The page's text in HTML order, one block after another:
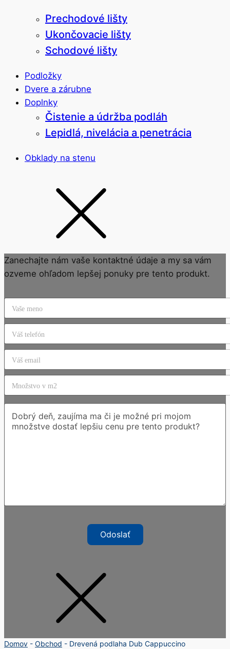
Prechodové lišty
Ukončovacie lišty
Schodové lišty
Podložky
Dvere a zárubne
Doplnky
Čistenie a údržba podláh
Lepidlá, nivelácia a penetrácia
Obklady na stenu
Zanechajte nám vaše kontaktné údaje a my sa vám
ozveme ohľadom lepšej ponuky pre tento produkt.
Odoslať
Domov - Obchod - Drevená podlaha Dub Cappuccino